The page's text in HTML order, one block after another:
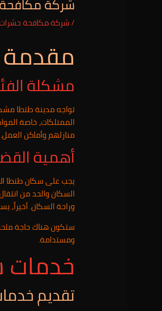
شركة مكافحة
/شركة مكافحة
مقدمة
مشكلة
تواجه مدينة طنطا
الممتلكات، خاصة
منازلهم وأماكن العمل.
أهمية
يجب على سكان طنطا
السكان والحد من
وراحة السكان. أخيراً،
ستكون هناك حاجة
ومستدامة.
تقديم